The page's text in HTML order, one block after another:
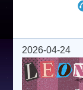
2026-04-24